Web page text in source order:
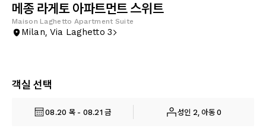
메종 라게토 아파트먼트 스위트
Maison Laghetto Apartment Suite
Milan, Via Laghetto 3
객실 선택
08.20 목 - 08.21 금 성인 2, 아동 0